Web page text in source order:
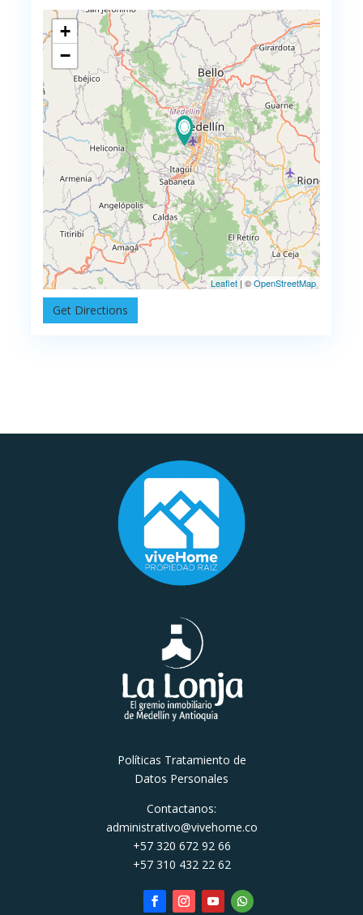
+
−
Leaflet| ©OpenStreetMap
Get Directions
Políticas Tratamiento de
Datos Personales
Contactanos:
administrativo@vivehome.co
+57 320 672 92 66
+57 310 432 22 62